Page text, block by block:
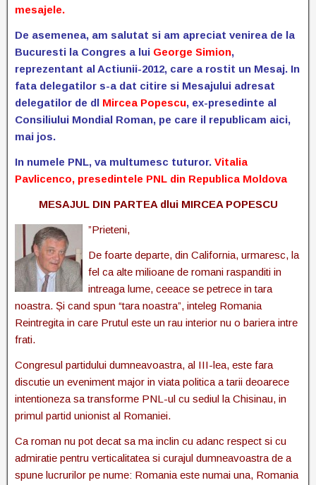
mesajele.
De asemenea, am salutat si am apreciat venirea de la
Bucuresti la Congres a lui George Simion,
reprezentant al Actiunii-2012, care a rostit un Mesaj. In
fata delegatilor s-a dat citire si Mesajului adresat
delegatilor de dl Mircea Popescu, ex-presedinte al
Consiliului Mondial Roman, pe care il republicam aici,
mai jos.
In numele PNL, va multumesc tuturor. Vitalia
Pavlicenco, presedintele PNL din Republica Moldova
MESAJUL DIN PARTEA dlui MIRCEA POPESCU
”Prieteni,
De foarte departe, din California, urmaresc, la
fel ca alte milioane de romani raspanditi in
intreaga lume, ceeace se petrece in tara
noastra. Și cand spun “tara noastra”, inteleg Romania
Reintregita in care Prutul este un rau interior nu o bariera intre
frati.
Congresul partidului dumneavoastra, al III-lea, este fara
discutie un eveniment major in viata politica a tarii deoarece
intentioneza sa transforme PNL-ul cu sediul la Chisinau, in
primul partid unionist al Romaniei.
Ca roman nu pot decat sa ma inclin cu adanc respect si cu
admiratie pentru verticalitatea si curajul dumneavoastra de a
spune lucrurilor pe nume: Romania este numai una, Romania